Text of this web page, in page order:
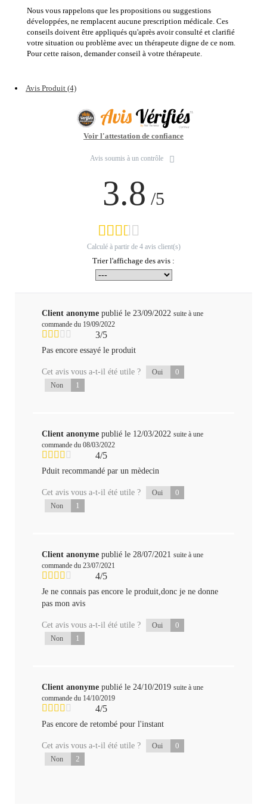
Nous vous rappelons que les propositions ou suggestions
développées, ne remplacent aucune prescription médicale. Ces
conseils doivent être appliqués qu'après avoir consulté et clarifié
votre situation ou problème avec un thérapeute digne de ce nom.
Pour cette raison, demander conseil à votre thérapeute.
Avis Produit (4)
Voir l'attestation de confiance
Avis soumis à un contrôle
3.8 /5
Calculé à partir de 4avis client(s)
Trier l'affichage des avis :
Client anonyme publié le 23/09/2022 suite à une
commande du 19/09/2022
3/5
Pas encore essayé le produit
Cet avis vous a-t-il été utile ? Oui 0
Non 1
Client anonyme publié le 12/03/2022 suite à une
commande du 08/03/2022
4/5
Pduit recommandé par un mèdecin
Cet avis vous a-t-il été utile ? Oui 0
Non 1
Client anonyme publié le 28/07/2021 suite à une
commande du 23/07/2021
4/5
Je ne connais pas encore le produit,donc je ne donne
pas mon avis
Cet avis vous a-t-il été utile ? Oui 0
Non 1
Client anonyme publié le 24/10/2019 suite à une
commande du 14/10/2019
4/5
Pas encore de retombé pour l'instant
Cet avis vous a-t-il été utile ? Oui 0
Non 2